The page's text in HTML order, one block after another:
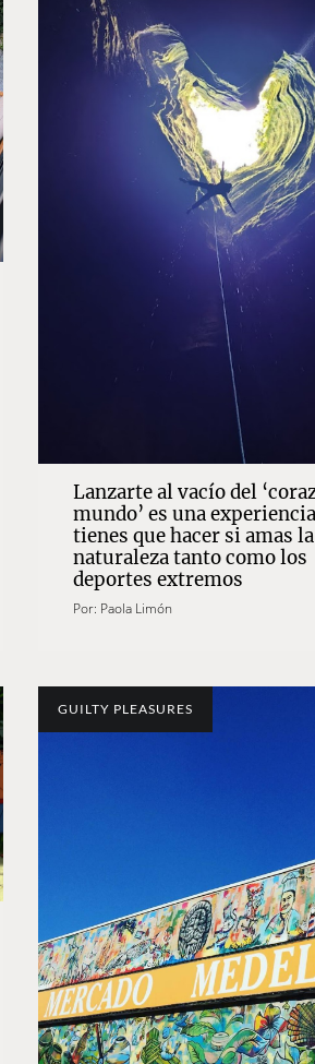
Lanzarte al vacío del
mundo’ es una
tienes que hacer si amas la
naturaleza tanto como los
deportes extremos
Por: Paola Limón
GUILTY PLEASURES